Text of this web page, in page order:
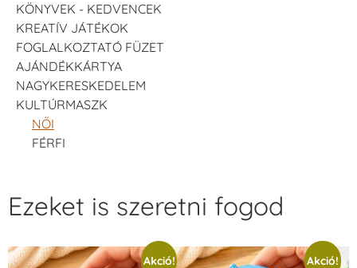
KÖNYVEK - KEDVENCEK
KREATÍV JÁTÉKOK
FOGLALKOZTATÓ FÜZET
AJÁNDÉKKÁRTYA
NAGYKERESKEDELEM
KULTÚRMASZK
NŐI
FÉRFI
Ezeket is szeretni fogod
Akció! Akció!